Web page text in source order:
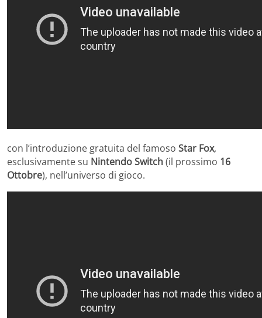
con l’introduzione gratuita del famoso Star Fox,
esclusivamente su Nintendo Switch(il prossimo 16
Ottobre), nell’universo di gioco.